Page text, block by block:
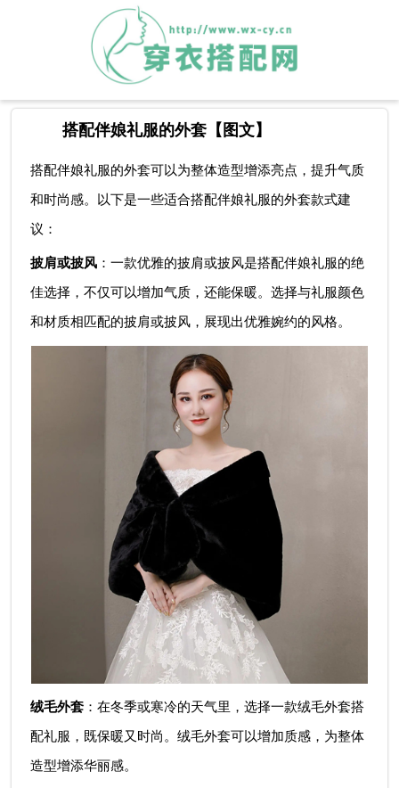
搭配伴娘礼服的外套【图文】
搭配伴娘礼服的外套可以为整体造型增添亮点，提升气质
和时尚感。以下是一些适合搭配伴娘礼服的外套款式建
议：
披肩或披风 ：一款优雅的披肩或披风是搭配伴娘礼服的绝
佳选择，不仅可以增加气质，还能保暖。选择与礼服颜色
和材质相匹配的披肩或披风，展现出优雅婉约的风格。
绒毛外套 ：在冬季或寒冷的天气里，选择一款绒毛外套搭
配礼服，既保暖又时尚。绒毛外套可以增加质感，为整体
造型增添华丽感。